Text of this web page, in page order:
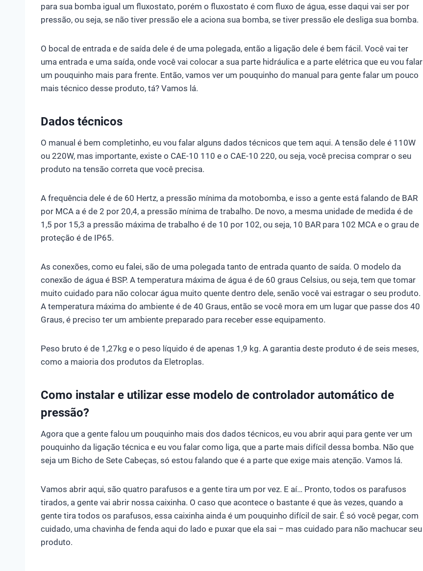
para sua bomba igual um fluxostato, porém o fluxostato é com fluxo de água, esse daqui vai ser por
pressão, ou seja, se não tiver pressão ele a aciona sua bomba, se tiver pressão ele desliga sua bomba.
O bocal de entrada e de saída dele é de uma polegada, então a ligação dele é bem fácil. Você vai ter
uma entrada e uma saída, onde você vai colocar a sua parte hidráulica e a parte elétrica que eu vou falar
um pouquinho mais para frente. Então, vamos ver um pouquinho do manual para gente falar um pouco
mais técnico desse produto, tá? Vamos lá.
Dados técnicos
O manual é bem completinho, eu vou falar alguns dados técnicos que tem aqui. A tensão dele é 110W
ou 220W, mas importante, existe o CAE-10 110 e o CAE-10 220, ou seja, você precisa comprar o seu
produto na tensão correta que você precisa.
A frequência dele é de 60 Hertz, a pressão mínima da motobomba, e isso a gente está falando de BAR
por MCA a é de 2 por 20,4, a pressão mínima de trabalho. De novo, a mesma unidade de medida é de
1,5 por 15,3 a pressão máxima de trabalho é de 10 por 102, ou seja, 10 BAR para 102 MCA e o grau de
proteção é de IP65.
As conexões, como eu falei, são de uma polegada tanto de entrada quanto de saída. O modelo da
conexão de água é BSP. A temperatura máxima de água é de 60 graus Celsius, ou seja, tem que tomar
muito cuidado para não colocar água muito quente dentro dele, senão você vai estragar o seu produto.
A temperatura máxima do ambiente é de 40 Graus, então se você mora em um lugar que passe dos 40
Graus, é preciso ter um ambiente preparado para receber esse equipamento.
Peso bruto é de 1,27kg e o peso líquido é de apenas 1,9 kg. A garantia deste produto é de seis meses,
como a maioria dos produtos da Eletroplas.
Como instalar e utilizar esse modelo de controlador automático de
pressão?
Agora que a gente falou um pouquinho mais dos dados técnicos, eu vou abrir aqui para gente ver um
pouquinho da ligação técnica e eu vou falar como liga, que a parte mais difícil dessa bomba. Não que
seja um Bicho de Sete Cabeças, só estou falando que é a parte que exige mais atenção. Vamos lá.
Vamos abrir aqui, são quatro parafusos e a gente tira um por vez. E aí… Pronto, todos os parafusos
tirados, a gente vai abrir nossa caixinha. O caso que acontece o bastante é que às vezes, quando a
gente tira todos os parafusos, essa caixinha ainda é um pouquinho difícil de sair. É só você pegar, com
cuidado, uma chavinha de fenda aqui do lado e puxar que ela sai – mas cuidado para não machucar seu
produto.